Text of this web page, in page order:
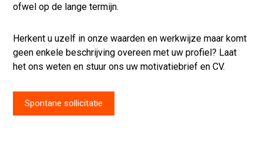
ofwel op de lange termijn.
Herkent u uzelf in onze waarden en werkwijze maar komt
geen enkele beschrijving overeen met uw profiel? Laat
het ons weten en stuur ons uw motivatiebrief en CV.
Spontane sollicitatie